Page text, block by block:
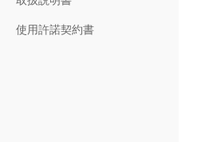
使用許諾契約書